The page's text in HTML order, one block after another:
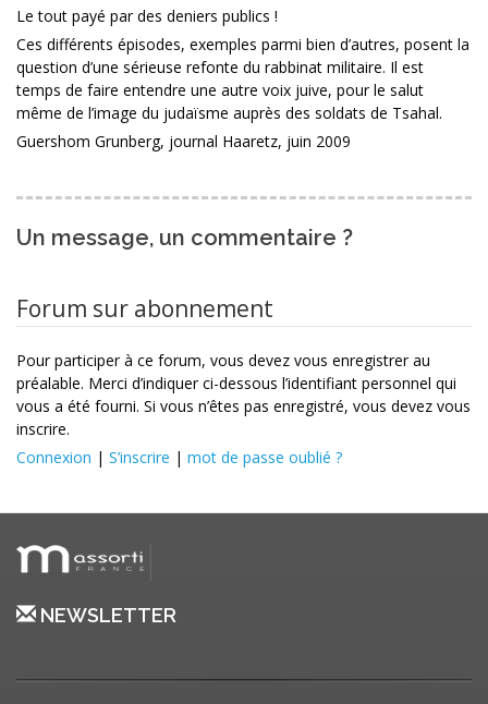
Le tout payé par des deniers publics !
Ces différents épisodes, exemples parmi bien d’autres, posent la
question d’une sérieuse refonte du rabbinat militaire. Il est
temps de faire entendre une autre voix juive, pour le salut
même de l’image du judaïsme auprès des soldats de Tsahal.
Guershom Grunberg, journal Haaretz, juin 2009
Un message, un commentaire ?
Forum sur abonnement
Pour participer à ce forum, vous devez vous enregistrer au
préalable. Merci d’indiquer ci-dessous l’identifiant personnel qui
vous a été fourni. Si vous n’êtes pas enregistré, vous devez vous
inscrire.
Connexion | S’inscrire | mot de passe oublié ?
NEWSLETTER